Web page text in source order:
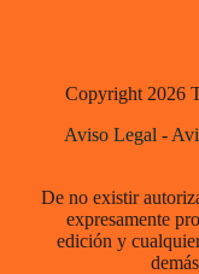
Copyright 2026
Aviso Legal -
De no existir
expresamente
edición y